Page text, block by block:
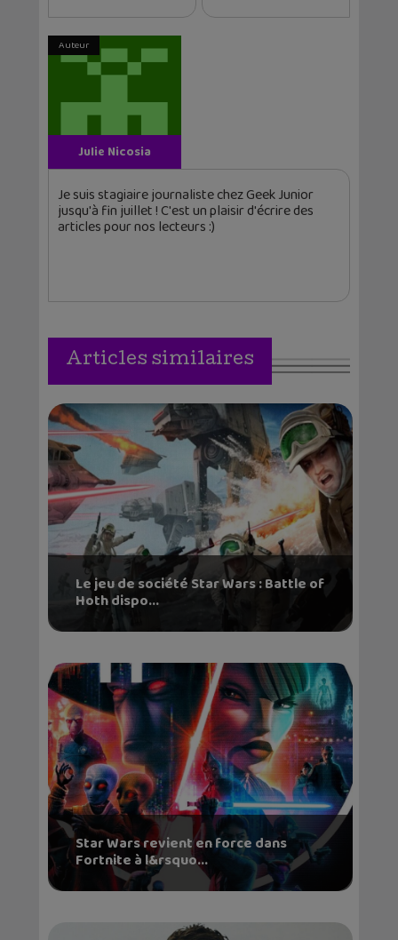
Auteur
Julie Nicosia
Je suis stagiaire journaliste chez Geek Junior
jusqu'à fin juillet ! C'est un plaisir d'écrire des
articles pour nos lecteurs :)
Articles similaires
Le jeu de société Star Wars : Battle of
Hoth dispo...
Star Wars revient en force dans
Fortnite à l&rsquo...